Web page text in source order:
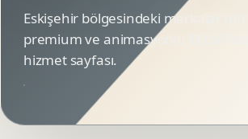
Eskişehir bölgesindeki markalar için
premium ve animasyonlu Dijital
hizmet sayfası.